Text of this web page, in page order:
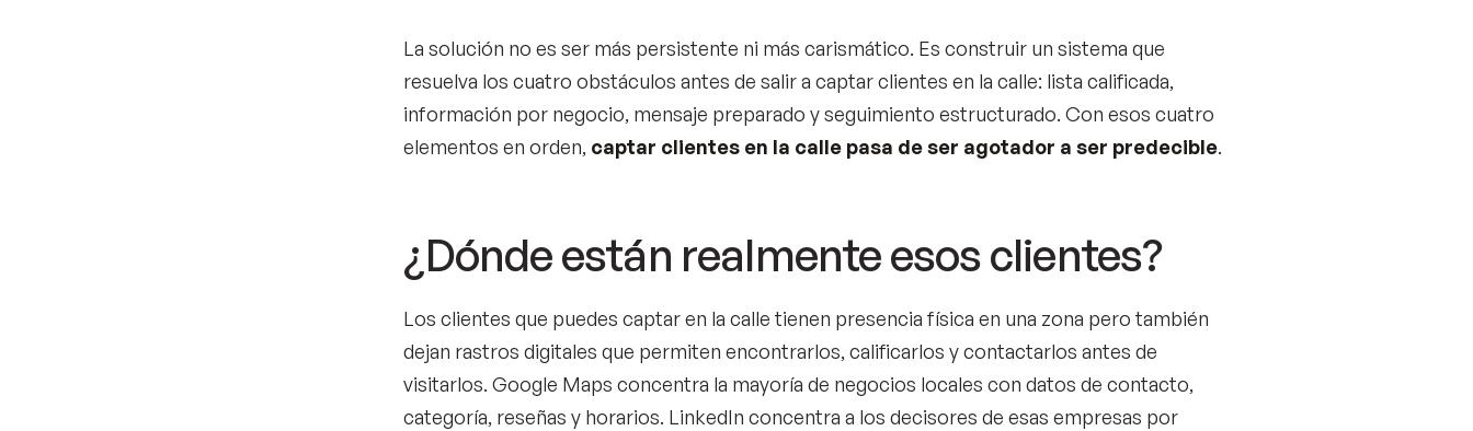
La solución no es ser más persistente ni más carismático. Es construir un sistema que
resuelva los cuatro obstáculos antes de salir a captar clientes en la calle: lista calificada,
información por negocio, mensaje preparado y seguimiento estructurado. Con esos cuatro
elementos en orden, captar clientes en la calle pasa de ser agotador a ser predecible.
¿Dónde están realmente esos clientes?
Los clientes que puedes captar en la calle tienen presencia física en una zona pero también
dejan rastros digitales que permiten encontrarlos, calificarlos y contactarlos antes de
visitarlos. Google Maps concentra la mayoría de negocios locales con datos de contacto,
categoría, reseñas y horarios. LinkedIn concentra a los decisores de esas empresas por